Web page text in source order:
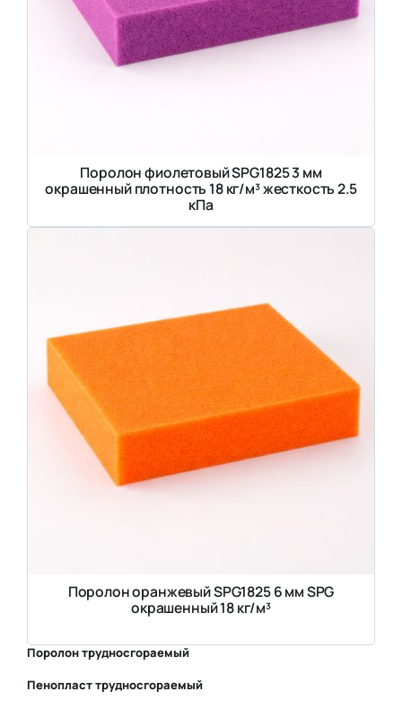
Поролон фиолетовый SPG1825 3 мм
окрашенный плотность 18 кг/м³ жесткость 2.5
кПа
Поролон оранжевый SPG1825 6 мм SPG
окрашенный 18 кг/м³
Поролон трудносгораемый
Пенопласт трудносгораемый